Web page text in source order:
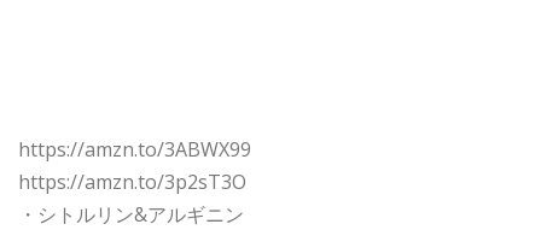
https://amzn.to/3ABWX99
https://amzn.to/3p2sT3O
・シトルリン&アルギニン